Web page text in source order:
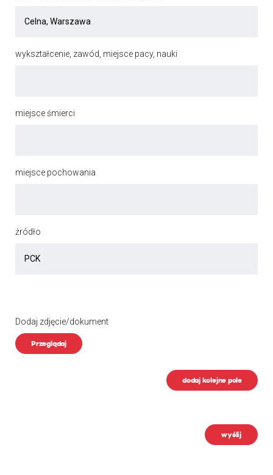
wykształcenie, zawód, miejsce pacy, nauki
miejsce śmierci
miejsce pochowania
źródło
Dodaj zdjęcie/dokument
Przeglądaj
dodaj kolejne pole
wyślij